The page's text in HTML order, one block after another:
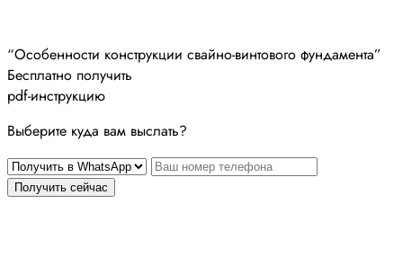
“Особенности конструкции свайно-винтового фундамента”
Бесплатно получить
pdf-инструкцию
Выберите куда вам выслать?
Получить сейчас